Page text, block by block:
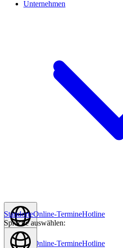
Deutsch
Standorte Online-TermineHotline
Unternehmen
StandorteOnline-TermineHotline
Sprache auswählen: